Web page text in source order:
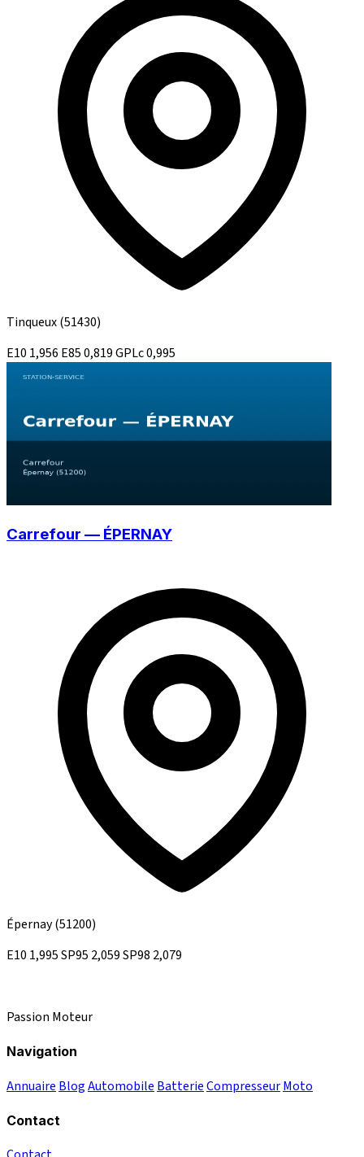
Tinqueux(51430)
E10 1,956 E850,819GPLc0,995
Carrefour — ÉPERNAY
Épernay(51200)
E10 1,995SP95 2,059SP98 2,079
Passion Moteur
Navigation
Annuaire BlogAutomobile BatterieCompresseurMoto
Contact